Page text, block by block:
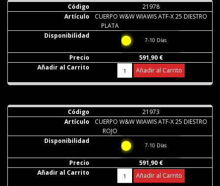
21978
CUERPO W&W WIAWIS ATF-X 25 DIESTRO
PLATA
7-10 Días
591,90 €
Añadir al Carrito
21973
CUERPO W&W WIAWIS ATF-X 25 DIESTRO
ROJO
7-10 Días
591,90 €
Añadir al Carrito